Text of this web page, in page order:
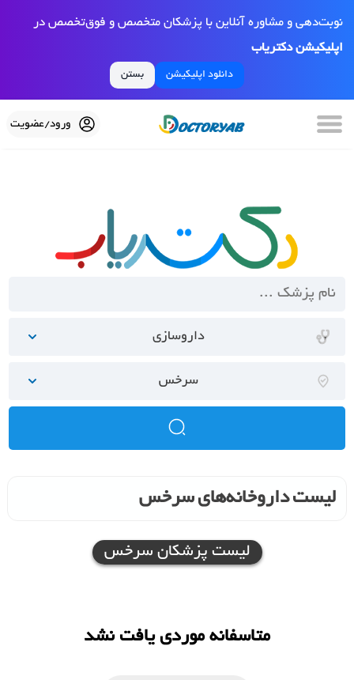
نوبت‌دهی و مشاوره آنلاین با پزشکان متخصص و فوق‌تخصص در
اپلیکیشن دکتریاب
دانلود اپلیکیشن بستن
ورود/عضویت
داروسازی
سرخس
لیست داروخانه‌های سرخس
لیست پزشکان سرخس
متاسفانه موردی یافت نشد